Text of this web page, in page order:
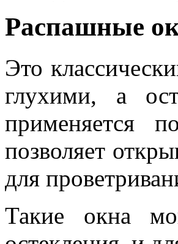
Распашные
Это
глухими, а
применяется
позволяет
для
Такие окна